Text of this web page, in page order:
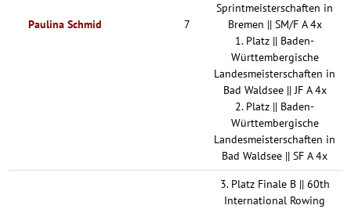
Paulina Schmid 7
Sprintmeisterschaften in
Bremen || SM/F A 4x
1. Platz || Baden-
Württembergische
Landesmeisterschaften in
Bad Waldsee || JF A 4x
2. Platz || Baden-
Württembergische
Landesmeisterschaften in
Bad Waldsee || SF A 4x
3. Platz Finale B || 60th
International Rowing